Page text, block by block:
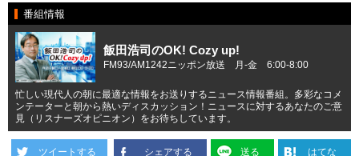
番組情報
飯田浩司のOK! Cozy up!
FM93/AM1242ニッポン放送 月-金 6:00-8:00
忙しい現代人の朝に最適な情報をお送りするニュース情報番組。多彩なコメ
ンテーターと朝から熱いディスカッション！ニュースに対するあなたのご意
見（リスナーズオピニオン）をお待ちしています。
ツイートする シェアする 送る はてな